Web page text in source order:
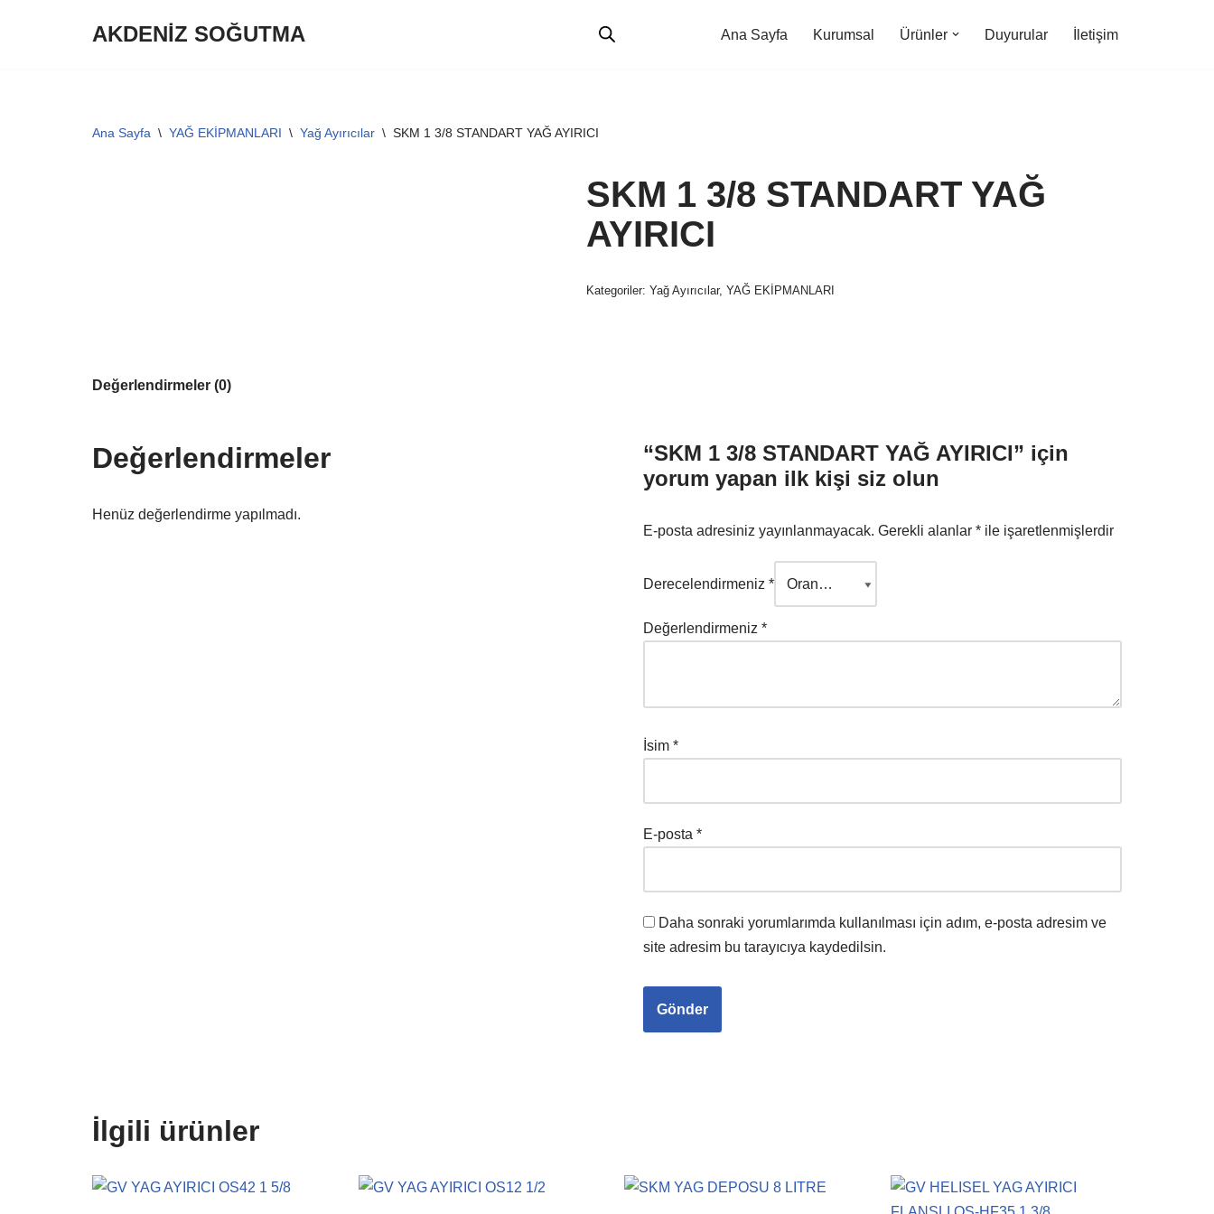
AKDENİZ SOĞUTMA Ana Sayfa Kurumsal Ürünler Duyurular İletişim
Ana Sayfa \ YAĞ EKİPMANLARI \ Yağ Ayırıcılar \ SKM 1 3/8 STANDART YAĞ AYIRICI
SKM 1 3/8 STANDART YAĞ
AYIRICI
Kategoriler:Yağ Ayırıcılar,YAĞ EKİPMANLARI
Değerlendirmeler (0)
Değerlendirmeler
Henüz değerlendirme yapılmadı.
“SKM 1 3/8 STANDART YAĞ AYIRICI” için
yorum yapan ilk kişi siz olun
E-posta adresiniz yayınlanmayacak. Gerekli alanlar * ile işaretlenmişlerdir
Derecelendirmeniz *
Değerlendirmeniz *
İsim *
E-posta *
Daha sonraki yorumlarımda kullanılması için adım, e-posta adresim ve
site adresim bu tarayıcıya kaydedilsin.
İlgili ürünler